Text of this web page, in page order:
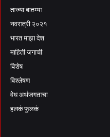
ताज्या बातम्या
नवरात्री २०२१
भारत माझा देश
माहिती जगाची
विशेष
विश्लेषण
वेध अर्थजगताचा
हलकं फुलकं